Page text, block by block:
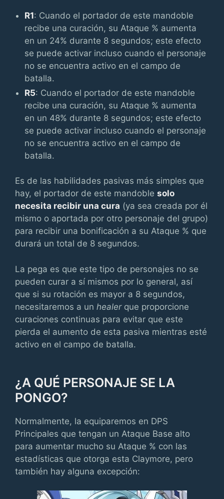
R1: Cuando el portador de este mandoble
recibe una curación, su Ataque % aumenta
en un 24% durante 8 segundos; este efecto
se puede activar incluso cuando el personaje
no se encuentra activo en el campo de
batalla.
R5: Cuando el portador de este mandoble
recibe una curación, su Ataque % aumenta
en un 48% durante 8 segundos; este efecto
se puede activar incluso cuando el personaje
no se encuentra activo en el campo de
batalla.
Es de las habilidades pasivas más simples que
hay, el portador de este mandoble solo
necesita recibir una cura (ya sea creada por él
mismo o aportada por otro personaje del grupo)
para recibir una bonificación a su Ataque % que
durará un total de 8 segundos.
La pega es que este tipo de personajes no se
pueden curar a sí mismos por lo general, así
que si su rotación es mayor a 8 segundos,
necesitaremos a un healerque proporcione
curaciones continuas para evitar que este
pierda el aumento de esta pasiva mientras esté
activo en el campo de batalla.
¿A QUÉ PERSONAJE SE LA
PONGO?
Normalmente, la equiparemos en DPS
Principales que tengan un Ataque Base alto
para aumentar mucho su Ataque % con las
estadísticas que otorga esta Claymore, pero
también hay alguna excepción: